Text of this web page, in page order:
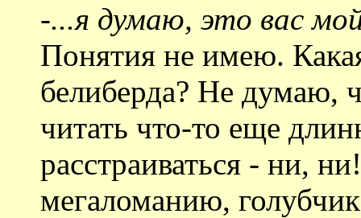
-...я думаю, это вас
Понятия не имею.
белиберда? Не думаю,
читать что-то еще
расстраиваться - ни,
мегаломанию,